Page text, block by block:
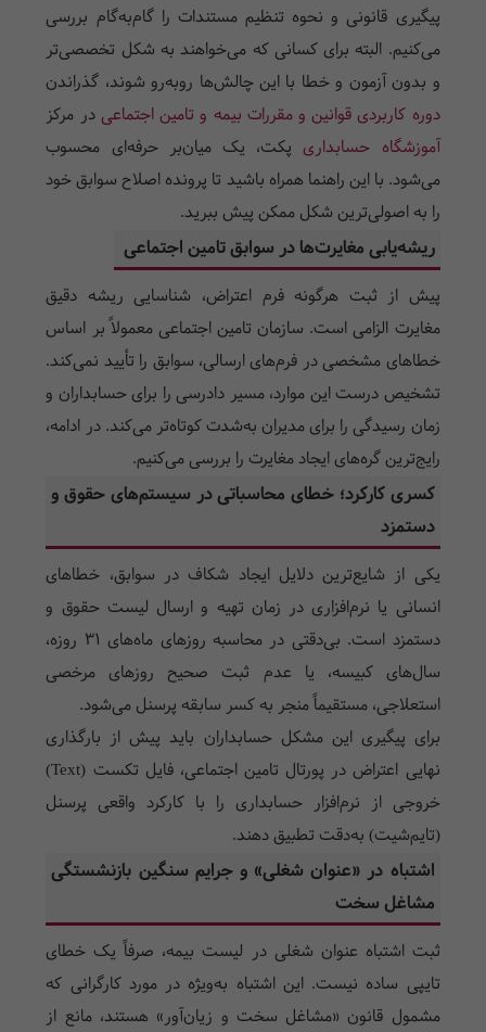
پیگیری قانونی و نحوه تنظیم مستندات را گام‌به‌گام بررسی
می‌کنیم. البته برای کسانی که می‌خواهند به شکل تخصصی‌تر
و بدون آزمون و خطا با این چالش‌ها روبه‌رو شوند، گذراندن
دوره کاربردی قوانین و مقررات بیمه و تامین اجتماعی در مرکز
آموزشگاه حسابداریپکت، یک میان‌بر حرفه‌ای محسوب
می‌شود. با این راهنما همراه باشید تا پرونده اصلاح سوابق خود
را به اصولی‌ترین شکل ممکن پیش ببرید.
ریشه‌یابی مغایرت‌ها در سوابق تامین اجتماعی
پیش از ثبت هرگونه فرم اعتراض، شناسایی ریشه دقیق
مغایرت الزامی است. سازمان تامین اجتماعی معمولاً بر اساس
خطاهای مشخصی در فرم‌های ارسالی، سوابق را تأیید نمی‌کند.
تشخیص درست این موارد، مسیر دادرسی را برای حسابداران و
زمان رسیدگی را برای مدیران به‌شدت کوتاه‌تر می‌کند. در ادامه،
رایج‌ترین گره‌های ایجاد مغایرت را بررسی می‌کنیم.
کسری کارکرد؛ خطای محاسباتی در سیستم‌های حقوق و
دستمزد
یکی از شایع‌ترین دلایل ایجاد شکاف در سوابق، خطاهای
انسانی یا نرم‌افزاری در زمان تهیه و ارسال لیست حقوق و
دستمزد است. بی‌دقتی در محاسبه روزهای ماه‌های ۳۱ روزه،
سال‌های کبیسه، یا عدم ثبت صحیح روزهای مرخصی
استعلاجی، مستقیماً منجر به کسر سابقه پرسنل می‌شود.
برای پیگیری این مشکل حسابداران باید پیش از بارگذاری
نهایی اعتراض در پورتال تامین اجتماعی، فایل تکست (Text)
خروجی از نرم‌افزار حسابداری را با کارکرد واقعی پرسنل
(تایم‌شیت) به‌دقت تطبیق دهند.
اشتباه در «عنوان شغلی» و جرایم سنگین بازنشستگی
مشاغل سخت
ثبت اشتباه عنوان شغلی در لیست بیمه، صرفاً یک خطای
تایپی ساده نیست. این اشتباه به‌ویژه در مورد کارگرانی که
مشمول قانون «مشاغل سخت و زیان‌آور» هستند، مانع از